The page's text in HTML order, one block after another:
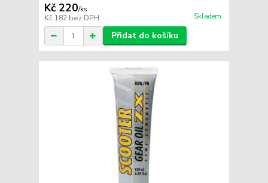
Kč 220/ks
Kč 182 bez DPH Skladem
Přidat do košíku